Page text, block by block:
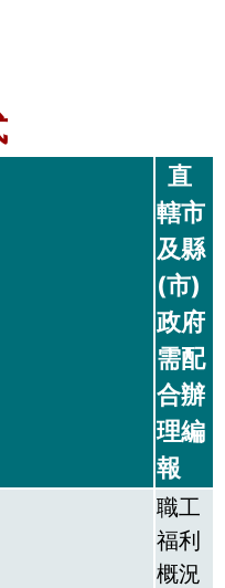
直
轄市
及縣
(市)
政府
需配
合辦
理編
報
職工
福利
概況